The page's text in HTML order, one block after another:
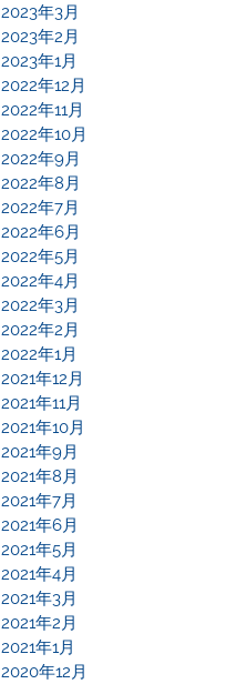
2023年3月
2023年2月
2023年1月
2022年12月
2022年11月
2022年10月
2022年9月
2022年8月
2022年7月
2022年6月
2022年5月
2022年4月
2022年3月
2022年2月
2022年1月
2021年12月
2021年11月
2021年10月
2021年9月
2021年8月
2021年7月
2021年6月
2021年5月
2021年4月
2021年3月
2021年2月
2021年1月
2020年12月